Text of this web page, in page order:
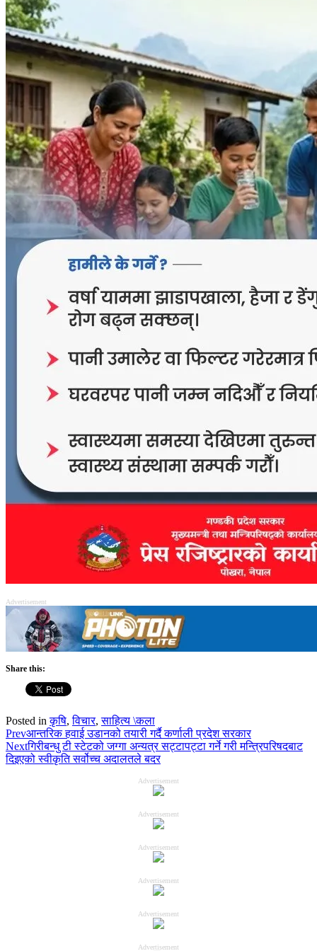
Advertisement
Share this:
Posted inकृषि,विचार,साहित्य \कला
Prevआन्तरिक हवाई उडानको तयारी गर्दै कर्णाली प्रदेश सरकार
Nextगिरीबन्धु टी स्टेटको जग्गा अन्यत्र सट्टापट्टा गर्ने गरी मन्त्रिपरिषदबाट
दिइएको स्वीकृति सर्वोच्च अदालतले बदर
Advertisement
Advertisement
Advertisement
Advertisement
Advertisement
Advertisement